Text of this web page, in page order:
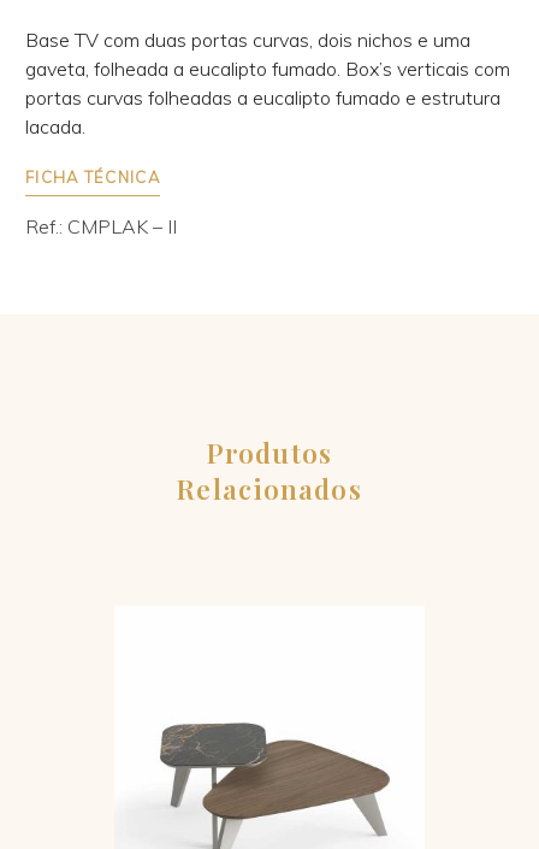
Base TV com duas portas curvas, dois nichos e uma
gaveta, folheada a eucalipto fumado. Box’s verticais com
portas curvas folheadas a eucalipto fumado e estrutura
lacada.
FICHA TÉCNICA
Ref.: CMPLAK – II
Produtos
Relacionados